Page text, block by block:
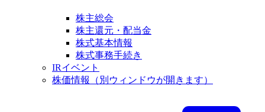
株主総会
株主還元・配当金
株式基本情報
株式事務手続き
IRイベント
株価情報
（別ウィンドウが開きます）